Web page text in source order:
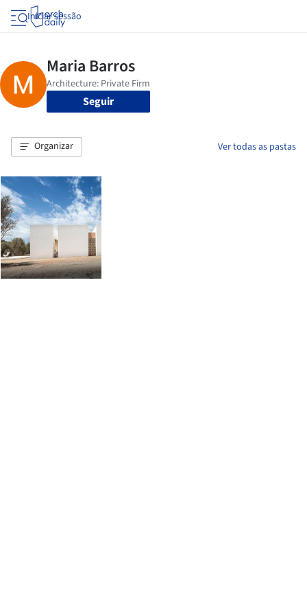
Iniciar sessão
Seguir
Organizar Ver todas as pastas